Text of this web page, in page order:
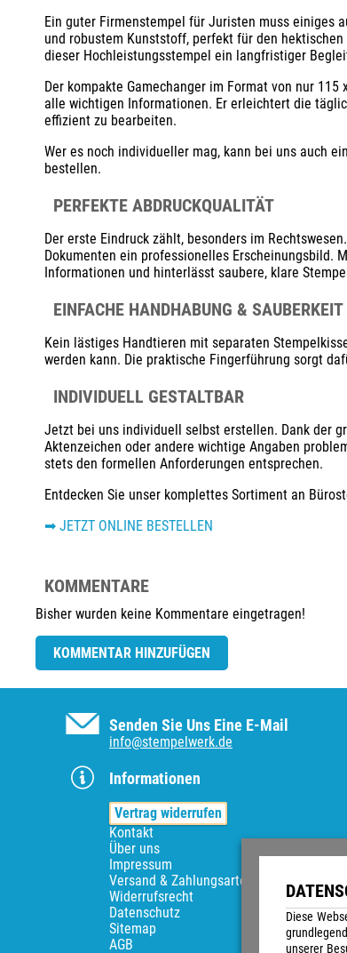
Diese
unserer
Ein guter Firmenstempel für Juristen muss einiges
und robustem Kunststoff, perfekt für den
dieser Hochleistungsstempel ein langfristiger
Der kompakte Gamechanger im Format von nur
alle wichtigen Informationen. Er erleichtert die
effizient zu bearbeiten.
Wer es noch individueller mag, kann bei uns auch
bestellen.
PERFEKTE ABDRUCKQUALITÄT
Der erste Eindruck zählt, besonders im
Dokumenten ein professionelles Erscheinungsbild.
Informationen und hinterlässt saubere, klare
EINFACHE HANDHABUNG & SAUBERKEIT
Kein lästiges Handtieren mit separaten
werden kann. Die praktische Fingerführung sorgt
INDIVIDUELL GESTALTBAR
Jetzt bei uns individuell selbst erstellen. Dank der
Aktenzeichen oder andere wichtige Angaben
stets den formellen Anforderungen entsprechen.
Entdecken Sie unser komplettes Sortiment an
➡ JETZT ONLINE BESTELLEN
KOMMENTARE
Bisher wurden keine Kommentare eingetragen!
KOMMENTAR HINZUFÜGEN
Senden Sie Uns Eine E-Mail
info@stempelwerk.de
Informationen
Vertrag widerrufen
Kontakt
Über uns
Impressum
Versand & Zahlungsarten
Widerrufsrecht
Datenschutz
Sitemap
AGB